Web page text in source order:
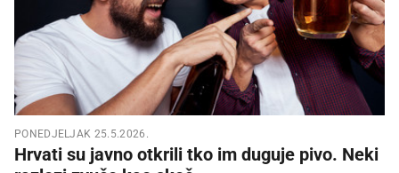
PONEDJELJAK 25.5.2026.
Hrvati su javno otkrili tko im duguje pivo. Neki